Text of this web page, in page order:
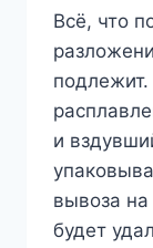
Всё, что
и
вывоза
будет